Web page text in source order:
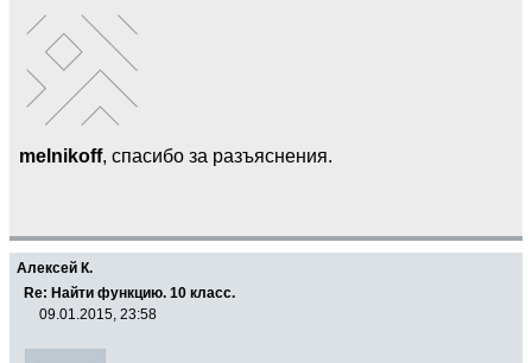
melnikoff, спасибо за разъяснения.
Алексей К.
Re: Найти функцию. 10 класс.
09.01.2015, 23:58